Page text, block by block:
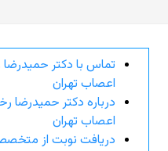
تماس با دکتر
اعصاب تهران
درباره دکتر
اعصاب تهران
دریافت نوبت از